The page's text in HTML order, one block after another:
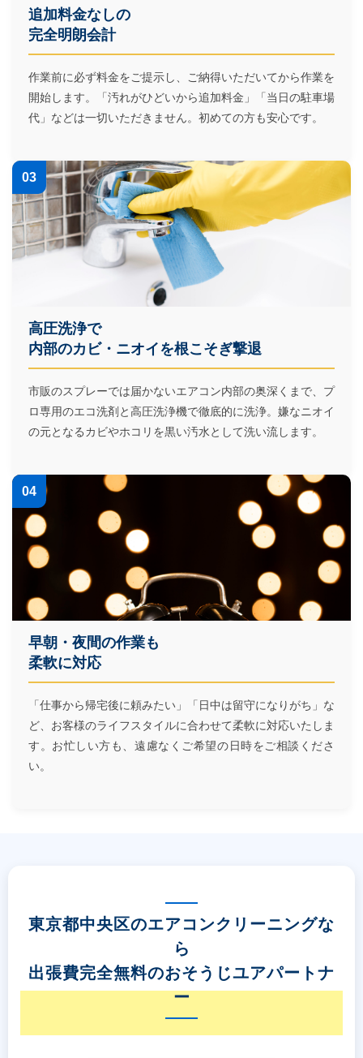
追加料金なしの
完全明朗会計
作業前に必ず料金をご提示し、ご納得いただいてから作業を
開始します。「汚れがひどいから追加料金」「当日の駐車場
代」などは一切いただきません。初めての方も安心です。
03
高圧洗浄で
内部のカビ・ニオイを根こそぎ撃退
市販のスプレーでは届かないエアコン内部の奥深くまで、プ
ロ専用のエコ洗剤と高圧洗浄機で徹底的に洗浄。嫌なニオイ
の元となるカビやホコリを黒い汚水として洗い流します。
04
早朝・夜間の作業も
柔軟に対応
「仕事から帰宅後に頼みたい」「日中は留守になりがち」な
ど、お客様のライフスタイルに合わせて柔軟に対応いたしま
す。お忙しい方も、遠慮なくご希望の日時をご相談くださ
い。
東京都中央区のエアコンクリーニングな
ら
出張費完全無料のおそうじユアパートナ
ー